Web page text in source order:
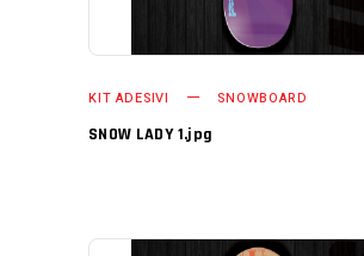
KIT ADESIVI SNOWBOARD
SNOW LADY 1.jpg